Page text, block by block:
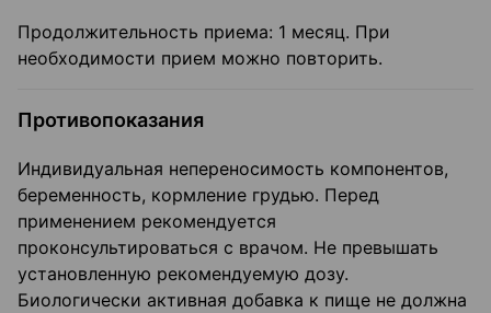
Продолжительность приема: 1 месяц. При
необходимости прием можно повторить.
Противопоказания
Индивидуальная непереносимость компонентов,
беременность, кормление грудью. Перед
применением рекомендуется
проконсультироваться с врачом. Не превышать
установленную рекомендуемую дозу.
Биологически активная добавка к пище не должна